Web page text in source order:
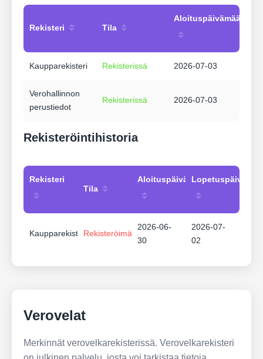
Rekisteri Tila
Aloituspäivämäärä
Kaupparekisteri Rekisterissä 2026-07-03
Verohallinnon
perustiedot
Rekisterissä 2026-07-03
Rekisteröintihistoria
Rekisteri
Tila
Aloituspäivämäärä
KaupparekisteriRekisteröimätön
2026-06-
30
2026-07-
02
Verovelat
Merkinnät verovelkarekisterissä. Verovelkarekisteri